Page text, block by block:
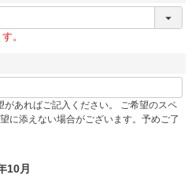
。
があればご記入ください。 ご希望のスペ
に添えない場合がございます。予めご了
10月